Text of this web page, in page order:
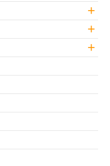
+
+
+